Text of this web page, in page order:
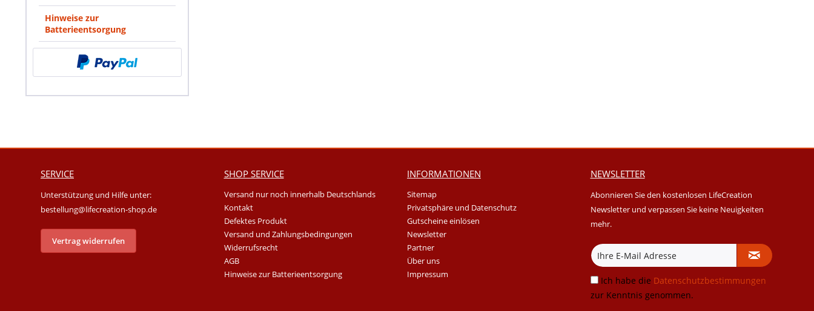
Hinweise zur
Batterieentsorgung
SERVICE
Unterstützung und Hilfe unter:
bestellung@lifecreation-shop.de
Vertrag widerrufen
SHOP SERVICE
Versand nur noch innerhalb Deutschlands
Kontakt
Defektes Produkt
Versand und Zahlungsbedingungen
Widerrufsrecht
AGB
Hinweise zur Batterieentsorgung
INFORMATIONEN
Sitemap
Privatsphäre und Datenschutz
Gutscheine einlösen
Newsletter
Partner
Über uns
Impressum
NEWSLETTER
Abonnieren Sie den kostenlosen LifeCreation
Newsletter und verpassen Sie keine Neuigkeiten
mehr.
Ich habe die Datenschutzbestimmungen
zur Kenntnis genommen.